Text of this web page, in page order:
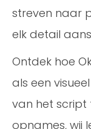
streven naar
elk detail
Ontdek hoe
als een
van het script
opnames, wij